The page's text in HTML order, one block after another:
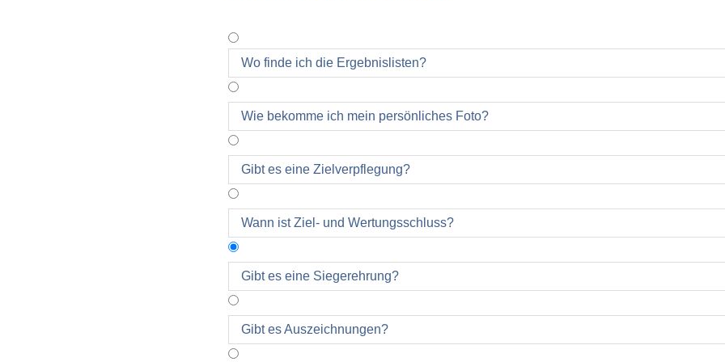
Wo finde ich die Ergebnislisten?
Wie bekomme ich mein persönliches Foto?
Gibt es eine Zielverpflegung?
Wann ist Ziel- und Wertungsschluss?
Gibt es eine Siegerehrung?
Ja! Am Marathontag werden die schnellsten 3 Damen sowie Herren der jeweiligen
Bühne am Hauptplatz geehrt (Staffel ausschließlich erster Platz). Der genaue
Gibt es Auszeichnungen?